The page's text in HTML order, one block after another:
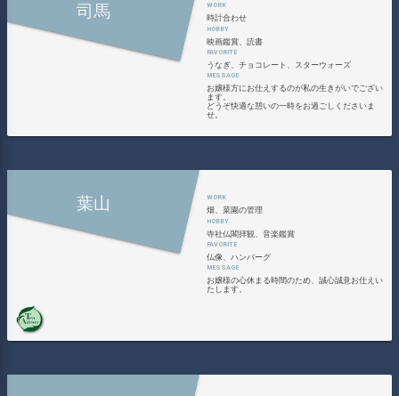
司馬 時計合わせ
映画鑑賞、読書
うなぎ、チョコレート、スターウォーズ
お嬢様方にお仕えするのが私の生きがいでござい
ます。
どうぞ快適な憩いの一時をお過ごしくださいま
せ。
葉山 畑、菜園の管理
寺社仏閣拝観、音楽鑑賞
仏像、ハンバーグ
お嬢様の心休まる時間のため、誠心誠意お仕えい
たします。